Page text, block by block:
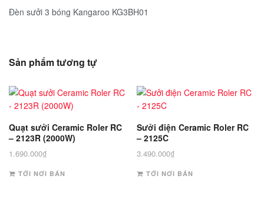
Đèn sưởi 3 bóng Kangaroo KG3BH01
Sản phẩm tương tự
Quạt sưởi Ceramic Roler RC
– 2123R (2000W)
1.690.000₫
TỚI NƠI BÁN
Sưởi điện Ceramic Roler RC
– 2125C
3.490.000₫
TỚI NƠI BÁN